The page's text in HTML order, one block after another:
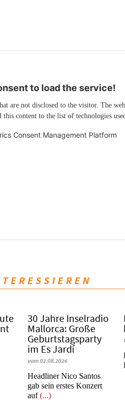
to load the service!
are not disclosed to the visitor. The
content to the list of technologies
Consent Management Platform
30 Jahre Inselradio
Mallorca: Große
Geburtstagsparty
im Es Jardí
vom 02.08.2026
Headliner Nico Santos
gab sein erstes Konzert
auf(...)